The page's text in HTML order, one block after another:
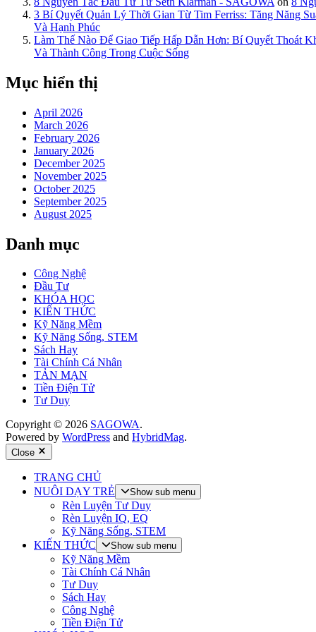
3 Bí Quyết Quản Lý Thời Gian Từ Tim Ferriss: Tăng Năng
Và Hạnh Phúc
Làm Thế Nào Để Giao Tiếp Hấp Dẫn Hơn: Bí Quyết Thoát
Và Thành Công Trong Cuộc Sống
Mục hiển thị
April 2026
March 2026
February 2026
January 2026
December 2025
November 2025
October 2025
September 2025
August 2025
Danh mục
Công Nghệ
Đầu Tư
KHÓA HỌC
KIẾN THỨC
Kỹ Năng Mềm
Kỹ Năng Sống, STEM
Sách Hay
Tài Chính Cá Nhân
TẢN MẠN
Tiền Điện Tử
Tư Duy
Copyright © 2026 SAGOWA.
Powered by WordPress and HybridMag.
Close
TRANG CHỦ
NUÔI DẠY TRẺ
Show sub menu
Rèn Luyện Tư Duy
Rèn Luyện IQ, EQ
Kỹ Năng Sống, STEM
KIẾN THỨC
Show sub menu
Kỹ Năng Mềm
Tài Chính Cá Nhân
Tư Duy
Sách Hay
Công Nghệ
Tiền Điện Tử